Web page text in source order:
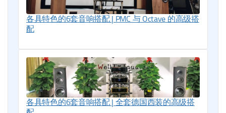
各具特色的6套音响搭配 | PMC 与 Octave 的高级搭
配
各具特色的6套音响搭配 | 全套德国西装的高级搭